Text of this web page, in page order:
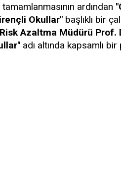
tamamlanmasının ardından
Okullar" başlıklı bir
Azaltma Müdürü Prof.
adı altında kapsamlı